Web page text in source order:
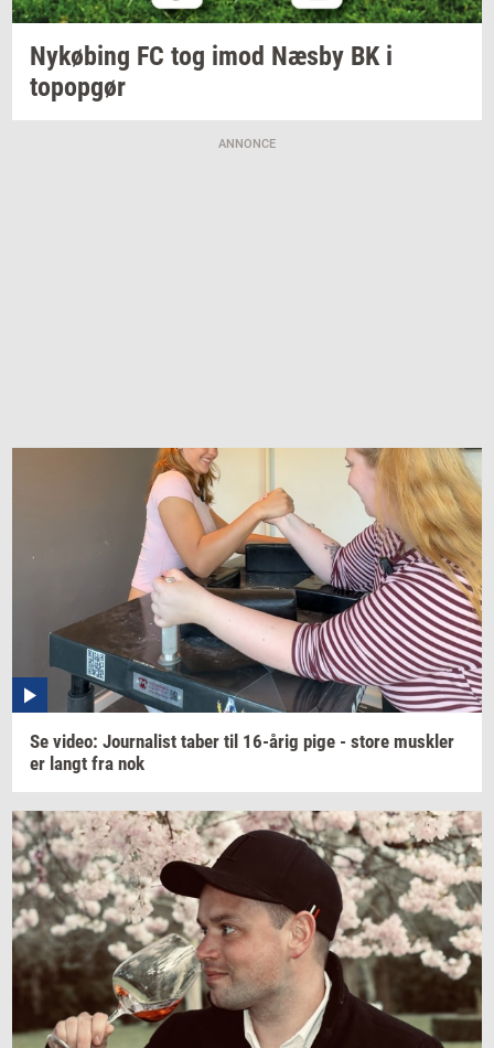
Ny­kø­bing FC tog imod Næsby BK i
topop­gør
ANNONCE
Se video: Jour­na­list taber til 16-årig pige - store mus­k­ler
er langt fra nok